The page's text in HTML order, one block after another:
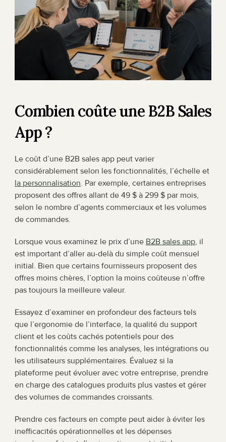
Combien coûte une B2B Sales
App ?
Le coût d’une B2B sales app peut varier
la personnalisation. Par exemple, certaines entreprises
proposent des offres allant de 49 $ à 299 $ par mois,
selon le nombre d’agents commerciaux et les volumes
de commandes.
Lorsque vous examinez le prix d’une B2B sales app, il
est important d’aller au-delà du simple coût mensuel
initial. Bien que certains fournisseurs proposent des
offres moins chères, l’option la moins coûteuse n’offre
pas toujours la meilleure valeur.
Essayez d’examiner en profondeur des facteurs tels
que l’ergonomie de l’interface, la qualité du support
client et les coûts cachés potentiels pour des
fonctionnalités comme les analyses, les intégrations ou
les utilisateurs supplémentaires. Évaluez si la
plateforme peut évoluer avec votre entreprise, prendre
en charge des catalogues produits plus vastes et gérer
des volumes de commandes croissants.
Prendre ces facteurs en compte peut aider à éviter les
inefficacités opérationnelles et les dépenses